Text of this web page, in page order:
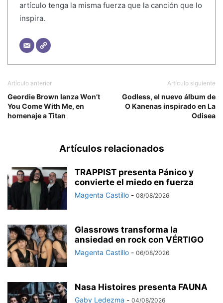
artículo tenga la misma fuerza que la canción que lo
inspira.
Artículo anterior
Geordie Brown lanza Won’t
You Come With Me, en
homenaje a Titan
Artículo siguiente
Godless, el nuevo álbum de
O Kanenas inspirado en La
Odisea
Artículos relacionados
TRAPPIST presenta Pánico y
convierte el miedo en fuerza
Magenta Castillo - 08/08/2026
Glassrows transforma la
ansiedad en rock con VÉRTIGO
Magenta Castillo - 06/08/2026
Nasa Histoires presenta FAUNA
Gaby Ledezma - 04/08/2026